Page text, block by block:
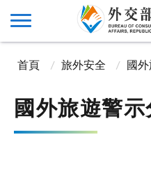
首頁 旅外安全 國
國外旅遊警示